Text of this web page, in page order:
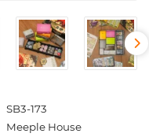
SB3-173
Meeple House